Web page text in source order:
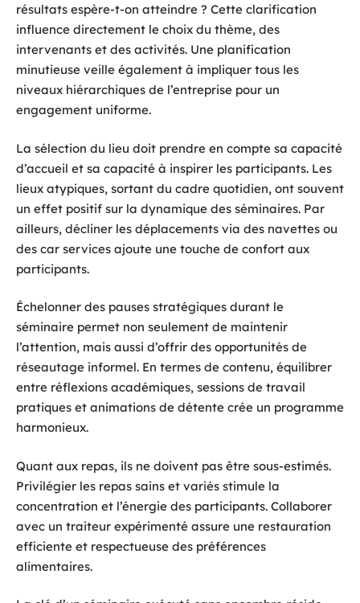
résultats espère-t-on atteindre ? Cette clarification
influence directement le choix du thème, des
intervenants et des activités. Une planification
minutieuse veille également à impliquer tous les
niveaux hiérarchiques de l’entreprise pour un
engagement uniforme.
La sélection du lieu doit prendre en compte sa capacité
d’accueil et sa capacité à inspirer les participants. Les
lieux atypiques, sortant du cadre quotidien, ont souvent
un effet positif sur la dynamique des séminaires. Par
ailleurs, décliner les déplacements via des navettes ou
des car services ajoute une touche de confort aux
participants.
Échelonner des pauses stratégiques durant le
séminaire permet non seulement de maintenir
l’attention, mais aussi d’offrir des opportunités de
réseautage informel. En termes de contenu, équilibrer
entre réflexions académiques, sessions de travail
pratiques et animations de détente crée un programme
harmonieux.
Quant aux repas, ils ne doivent pas être sous-estimés.
Privilégier les repas sains et variés stimule la
concentration et l’énergie des participants. Collaborer
avec un traiteur expérimenté assure une restauration
efficiente et respectueuse des préférences
alimentaires.